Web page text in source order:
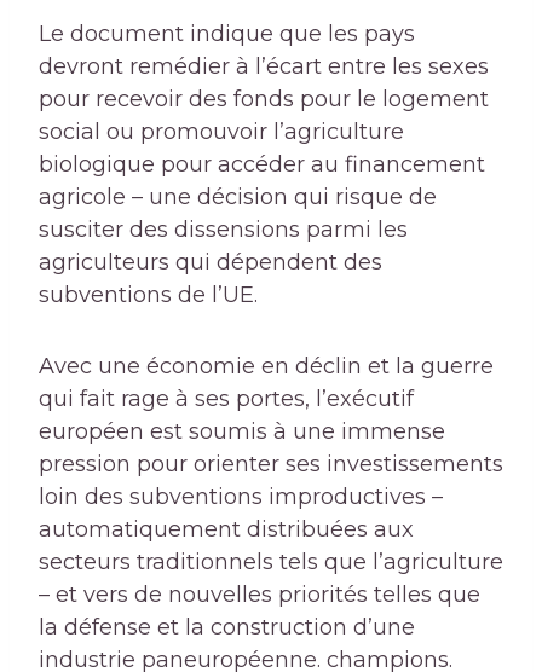
Le document indique que les pays
devront remédier à l’écart entre les sexes
pour recevoir des fonds pour le logement
social ou promouvoir l’agriculture
biologique pour accéder au financement
agricole – une décision qui risque de
susciter des dissensions parmi les
agriculteurs qui dépendent des
subventions de l’UE.
Avec une économie en déclin et la guerre
qui fait rage à ses portes, l’exécutif
européen est soumis à une immense
pression pour orienter ses investissements
loin des subventions improductives –
automatiquement distribuées aux
secteurs traditionnels tels que l’agriculture
– et vers de nouvelles priorités telles que
la défense et la construction d’une
industrie paneuropéenne. champions.